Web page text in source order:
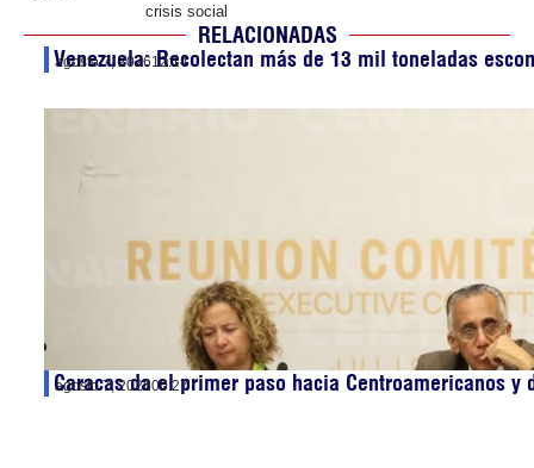
crisis social
RELACIONADAS
Venezuela: Recolectan más de 13 mil toneladas
agosto 7, 202612:14
Caracas da el primer paso hacia Centroamericanos y
agosto 7, 202600:27